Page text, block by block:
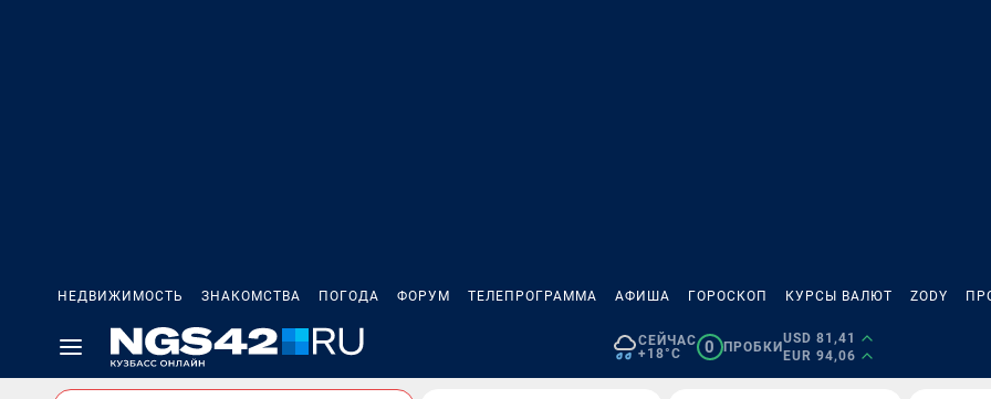
НЕДВИЖИМОСТЬ ЗНАКОМСТВА ПОГОДА ФОРУМ ТЕЛЕПРОГРАММА АФИША ГОРОСКОП КУРСЫ ВАЛЮТ ZODY
СЕЙЧАС
+18°C
0 ПРОБКИ
USD 81,41
EUR 94,06